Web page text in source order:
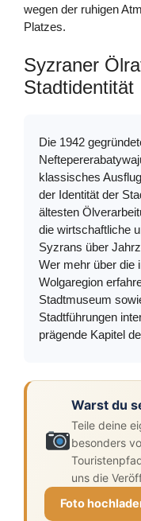
wegen der ruhigen
Platzes.
Syzraner
Stadtidentität
Die 1942
klassisches
der Identität der
ältesten
die wirtschaftliche
Syzrans über
Wer mehr über die
Wolgaregion
Stadtmuseum
Stadtführungen
prägende Kapitel
Warst du
Teile deine
besonders
uns die
Foto